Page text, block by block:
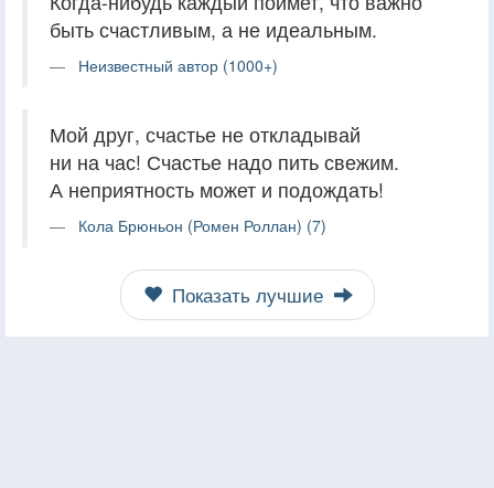
быть счастливым, а не идеальным.
Неизвестный автор (1000+)
Мой друг, счастье не откладывай
ни на час! Счастье надо пить свежим.
А неприятность может и подождать!
Кола Брюньон (Ромен Роллан) (7)
Показать лучшие